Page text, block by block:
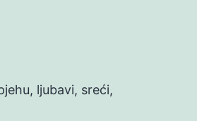
ljubavi, sreći,